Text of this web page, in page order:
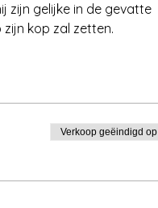
zijn gelijke in de gevatte
kop zal zetten.
Verkoop geëindigd op